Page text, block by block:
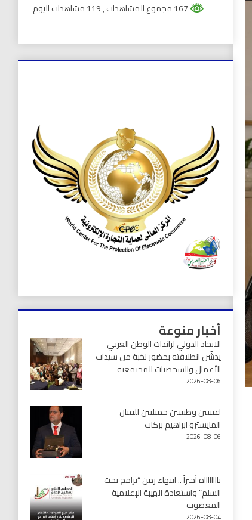
, 119 مشاهدات اليوم
أخبار منوعة
الاتحاد الدولي لرائدات الوطن العربي
يدشّن انطلاقته بحضور نخبة من سيدات
الأعمال والشخصيات المجتمعية
2026-08-06
اغنيتين وطنيتين جميلتين للفنان
المايسترو ابراهيم بركات
2026-08-06
يااااااااه أخيراً .. انتهاء زمن “برامج تحت
السلم” واستعادة الهيبة الإعلامية
المغصوبة
2026-08-04